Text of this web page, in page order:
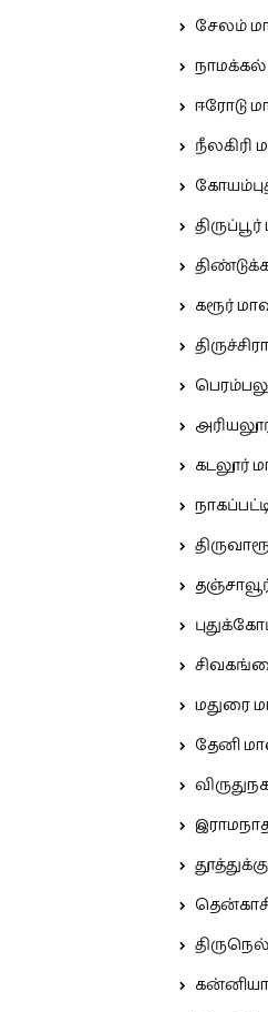
சேலம்
ஈரோடு
நீலகிரி
கரூர்
கடலூர்
மதுரை
தேனி